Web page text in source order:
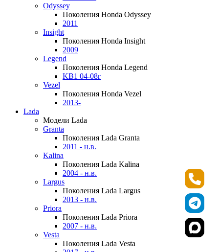
Odyssey
Поколения Honda Odyssey
2011
Insight
Поколения Honda Insight
2009
Legend
Поколения Honda Legend
KB1 04-08г
Vezel
Поколения Honda Vezel
2013-
Lada
Модели Lada
Granta
Поколения Lada Granta
2011 - н.в.
Kalina
Поколения Lada Kalina
2004 - н.в.
Largus
Поколения Lada Largus
2013 - н.в.
Priora
Поколения Lada Priora
2007 - н.в.
Vesta
Поколения Lada Vesta